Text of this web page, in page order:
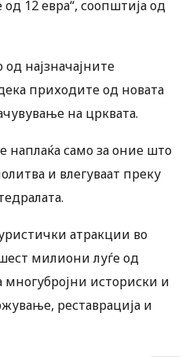
12 евра“, соопштија од
најзначајните
приходите од новата
на црквата.
наплаќа само за оние што
и влегуваат преку
атракции во
милиони луѓе од
многубројни историски и
реставрација и